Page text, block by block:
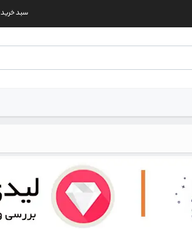
سبد خرید